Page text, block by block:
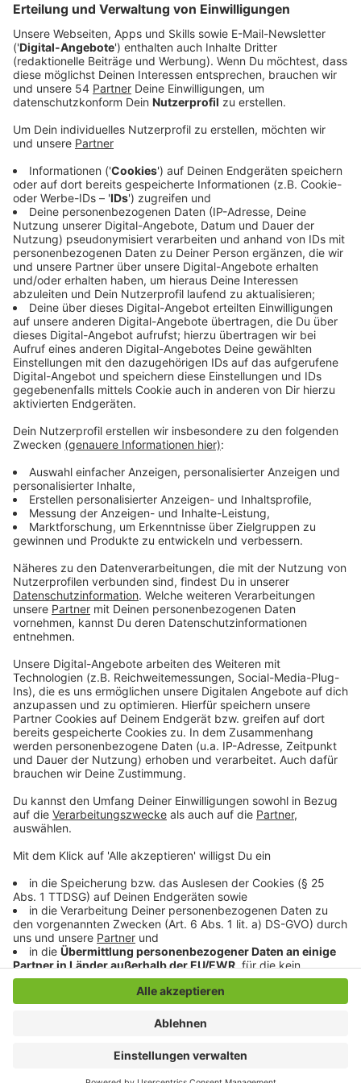
Wie die Mönchengladbacher Polizei mitteilt, sei der
unbekannte Täter mit einem Messer bewaffnet durch
den Lieferanten-Eingang des Supermarktes an der
Hansastraße gekommen. Dort traf er auf eine 26-
Jährige Supermarkt-Mitarbeiterin, die er mit dem
Messer in der Hand aufforderte den Supermarkt-
Tresor zu öffnen. Danach nahm er das Geld aus dem
Tresor, fesselte die Mitarbeiterin und flüchtete wieder
durch den Lieferanten-Eingang. Arbeitskollegen
fanden die leicht verletzte Mitarbeiterin und befreiten
sie. Eine sofort eingeleitete Fahndung der Polizei blieb
ohne Erfolg. Die Polizei fragt, wer gegen 19:40 Uhr
etwas Verdächtiges gesehen hat und bittet Zeugen
sich bei ihr zu melden. Eine ausführliche
Täterbeschreibung der Polizei findet ihr auf
radio901.de
Der Polizei liegt folgende Täterbeschreibung vor:
Männlich, circa 1,80 Meter groß und schlank.
Hinsichtlich seiner Bekleidung ist bekannt, dass er zur
Tatzeit einen schwarzen Hoodie, Jeans, schwarz-
graue Montage-Handschuhe und eine medizinische
Maske trug. Die Kapuze des Hoodies hatte er über den
Kopf gezogen.
Bei dem Rucksack, in dem er die Beute verstaute,
Stoffrucksack. Er sprach Deutsch mit einem
osteuropäischen Akzent; möglicherweise handelt es
sich um einen polnischen oder russischen Akzent.
Die Polizei bittet um Mithilfe von Zeugen, die
möglicherweise sachdienliche Hinweise geben können.
Sie fragt: Wer hat vor oder nach 19.40 Uhr eine
verdächtige Person in Bettrath gesehen oder sonst
etwas Verdächtiges bemerkt, das mit dem Raub in
Verbindung stehen könnte? Wer kann Angaben zur
Identität des noch unbekannten Täters machen?
Hinweise bitte an: 02161-290.
Anzeige
Anzeige